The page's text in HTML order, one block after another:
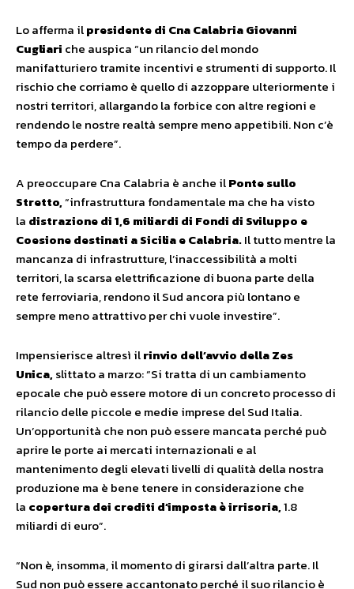
Lo afferma ilpresidente di Cna Calabria Giovanni
Cugliari che auspica “un rilancio del mondo
manifatturiero tramite incentivi e strumenti di supporto. Il
rischio che corriamo è quello di azzoppare ulteriormente i
nostri territori, allargando la forbice con altre regioni e
rendendo le nostre realtà sempre meno appetibili. Non c’è
tempo da perdere”.
A preoccupare Cna Calabria è anche ilPonte sullo
Stretto,“infrastruttura fondamentale ma che ha visto
la distrazione di 1,6 miliardi di Fondi di Sviluppo e
Coesione destinati a Sicilia e Calabria.Il tutto mentre la
mancanza di infrastrutture, l’inaccessibilità a molti
territori, la scarsa elettrificazione di buona parte della
rete ferroviaria, rendono il Sud ancora più lontano e
sempre meno attrattivo per chi vuole investire”.
Impensierisce altresì ilrinvio dell’avvio della Zes
Unica,slittato a marzo: “Si tratta di un cambiamento
epocale che può essere motore di un concreto processo di
rilancio delle piccole e medie imprese del Sud Italia.
Un’opportunità che non può essere mancata perché può
aprire le porte ai mercati internazionali e al
mantenimento degli elevati livelli di qualità della nostra
produzione ma è bene tenere in considerazione che
la copertura dei crediti d’imposta è irrisoria,1.8
miliardi di euro”.
“Non è, insomma, il momento di girarsi dall’altra parte. Il
Sud non può essere accantonato perché il suo rilancio è